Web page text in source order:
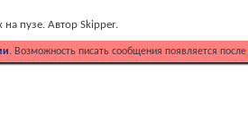
на пузе. Автор Skipper.
. Возможность писать сообщения появляется после